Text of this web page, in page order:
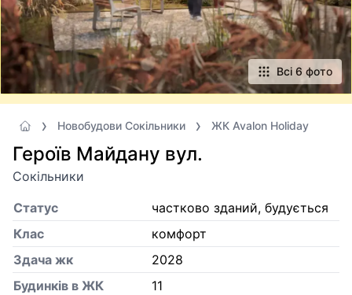
Всі 6 фото
Новобудови Сокільники ЖК Avalon Holiday
Героїв Майдану вул.
Сокільники
Статус
частково зданий, будується
Клас
комфорт
Здача жк
2028
Будинків в ЖК
11